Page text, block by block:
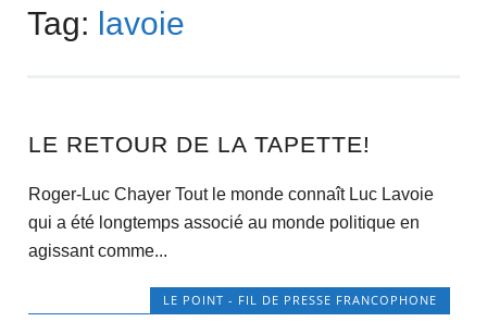
content
Tag: lavoie
LE RETOUR DE LA TAPETTE!
Roger-Luc Chayer Tout le monde connaît Luc Lavoie
qui a été longtemps associé au monde politique en
agissant comme...
LE POINT - FIL DE PRESSE FRANCOPHONE